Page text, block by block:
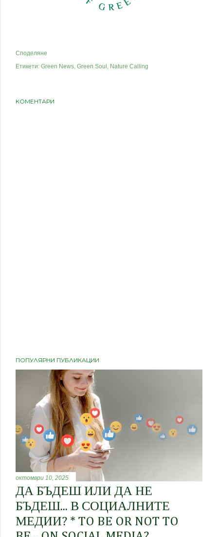
Споделяне
Етикети: Green News Green Soul Nature Calling
КОМЕНТАРИ
ПОПУЛЯРНИ ПУБЛИКАЦИИ
октомври 10, 2025
ДА БЪДЕШ ИЛИ ДА НЕ
БЪДЕШ... В СОЦИАЛНИТЕ
МЕДИИ? * TO BE OR NOT TO